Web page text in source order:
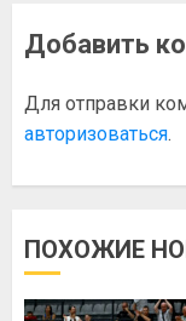
Добавить
Для отправки
авторизоваться.
ПОХОЖИЕ